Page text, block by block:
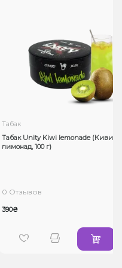
Табак
Табак Unity Kiwi lemonade (Киви
лимонад, 100 г)
0 Отзывов
390₴